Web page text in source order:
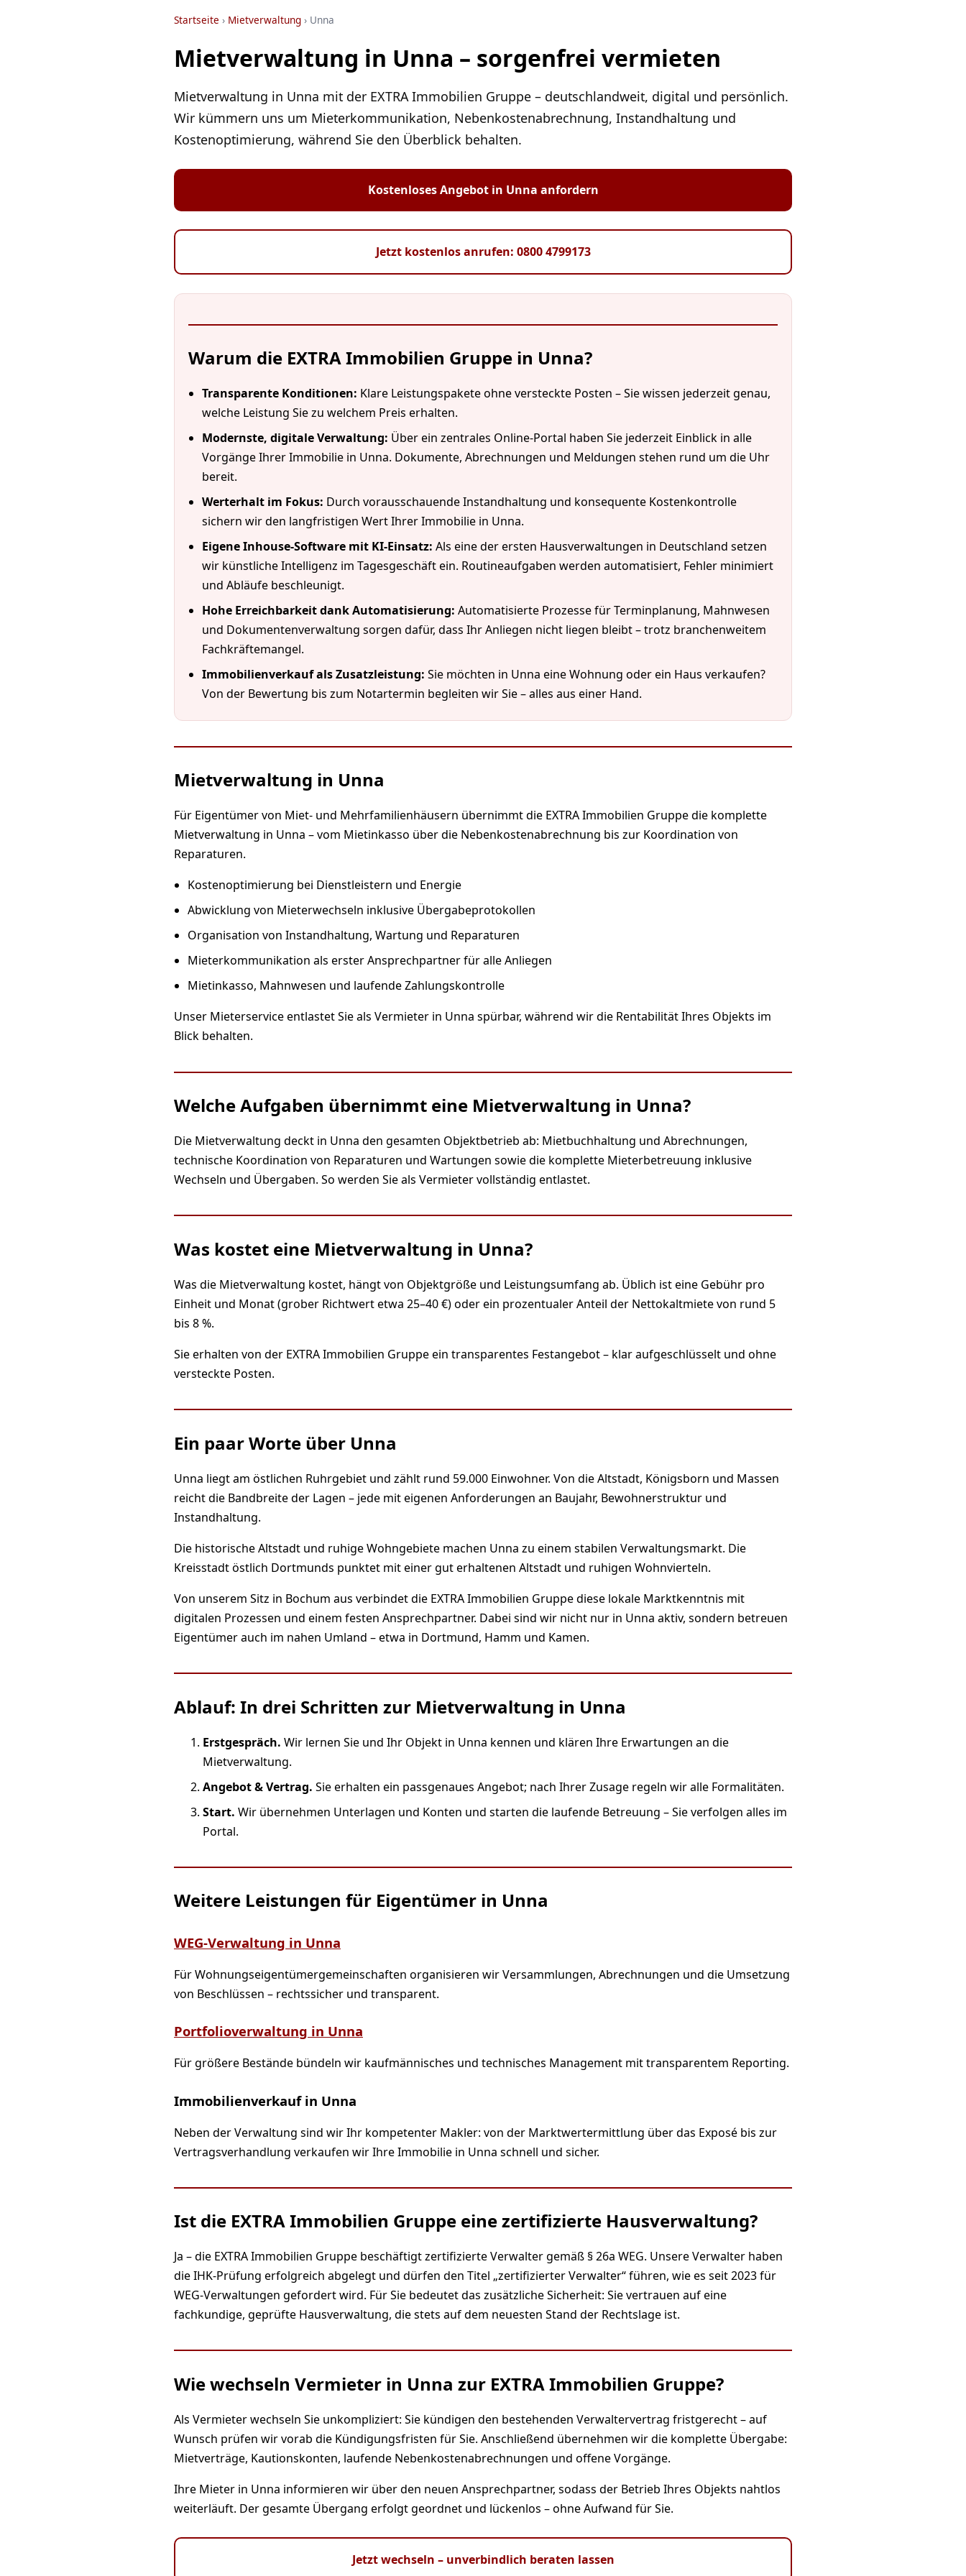
Startseite › Mietverwaltung › Unna
Mietverwaltung in Unna – sorgenfrei vermieten
Mietverwaltung in Unna mit der EXTRA Immobilien Gruppe – deutschlandweit, digital und persönlich.
Wir kümmern uns um Mieterkommunikation, Nebenkostenabrechnung, Instandhaltung und
Kostenoptimierung, während Sie den Überblick behalten.
Kostenloses Angebot in Unna anfordern
Jetzt kostenlos anrufen: 0800 4799173
Warum die EXTRA Immobilien Gruppe in Unna?
Transparente Konditionen: Klare Leistungspakete ohne versteckte Posten – Sie wissen jederzeit genau,
welche Leistung Sie zu welchem Preis erhalten.
Modernste, digitale Verwaltung: Über ein zentrales Online-Portal haben Sie jederzeit Einblick in alle
Vorgänge Ihrer Immobilie in Unna. Dokumente, Abrechnungen und Meldungen stehen rund um die Uhr
bereit.
Werterhalt im Fokus: Durch vorausschauende Instandhaltung und konsequente Kostenkontrolle
sichern wir den langfristigen Wert Ihrer Immobilie in Unna.
Eigene Inhouse-Software mit KI-Einsatz: Als eine der ersten Hausverwaltungen in Deutschland setzen
wir künstliche Intelligenz im Tagesgeschäft ein. Routineaufgaben werden automatisiert, Fehler minimiert
und Abläufe beschleunigt.
Hohe Erreichbarkeit dank Automatisierung: Automatisierte Prozesse für Terminplanung, Mahnwesen
und Dokumentenverwaltung sorgen dafür, dass Ihr Anliegen nicht liegen bleibt – trotz branchenweitem
Fachkräftemangel.
Immobilienverkauf als Zusatzleistung: Sie möchten in Unna eine Wohnung oder ein Haus verkaufen?
Von der Bewertung bis zum Notartermin begleiten wir Sie – alles aus einer Hand.
Mietverwaltung in Unna
Für Eigentümer von Miet- und Mehrfamilienhäusern übernimmt die EXTRA Immobilien Gruppe die komplette
Mietverwaltung in Unna – vom Mietinkasso über die Nebenkostenabrechnung bis zur Koordination von
Reparaturen.
Kostenoptimierung bei Dienstleistern und Energie
Abwicklung von Mieterwechseln inklusive Übergabeprotokollen
Organisation von Instandhaltung, Wartung und Reparaturen
Mieterkommunikation als erster Ansprechpartner für alle Anliegen
Mietinkasso, Mahnwesen und laufende Zahlungskontrolle
Unser Mieterservice entlastet Sie als Vermieter in Unna spürbar, während wir die Rentabilität Ihres Objekts im
Blick behalten.
Welche Aufgaben übernimmt eine Mietverwaltung in Unna?
Die Mietverwaltung deckt in Unna den gesamten Objektbetrieb ab: Mietbuchhaltung und Abrechnungen,
technische Koordination von Reparaturen und Wartungen sowie die komplette Mieterbetreuung inklusive
Wechseln und Übergaben. So werden Sie als Vermieter vollständig entlastet.
Was kostet eine Mietverwaltung in Unna?
Was die Mietverwaltung kostet, hängt von Objektgröße und Leistungsumfang ab. Üblich ist eine Gebühr pro
Einheit und Monat (grober Richtwert etwa 25–40 €) oder ein prozentualer Anteil der Nettokaltmiete von rund 5
bis 8 %.
Sie erhalten von der EXTRA Immobilien Gruppe ein transparentes Festangebot – klar aufgeschlüsselt und ohne
versteckte Posten.
Ein paar Worte über Unna
Unna liegt am östlichen Ruhrgebiet und zählt rund 59.000 Einwohner. Von die Altstadt, Königsborn und Massen
reicht die Bandbreite der Lagen – jede mit eigenen Anforderungen an Baujahr, Bewohnerstruktur und
Instandhaltung.
Die historische Altstadt und ruhige Wohngebiete machen Unna zu einem stabilen Verwaltungsmarkt. Die
Kreisstadt östlich Dortmunds punktet mit einer gut erhaltenen Altstadt und ruhigen Wohnvierteln.
Von unserem Sitz in Bochum aus verbindet die EXTRA Immobilien Gruppe diese lokale Marktkenntnis mit
digitalen Prozessen und einem festen Ansprechpartner. Dabei sind wir nicht nur in Unna aktiv, sondern betreuen
Eigentümer auch im nahen Umland – etwa in Dortmund, Hamm und Kamen.
Ablauf: In drei Schritten zur Mietverwaltung in Unna
Erstgespräch. Wir lernen Sie und Ihr Objekt in Unna kennen und klären Ihre Erwartungen an die
Mietverwaltung.
Angebot & Vertrag. Sie erhalten ein passgenaues Angebot; nach Ihrer Zusage regeln wir alle Formalitäten.
Start. Wir übernehmen Unterlagen und Konten und starten die laufende Betreuung – Sie verfolgen alles im
Portal.
Weitere Leistungen für Eigentümer in Unna
WEG-Verwaltung in Unna
Für Wohnungseigentümergemeinschaften organisieren wir Versammlungen, Abrechnungen und die Umsetzung
von Beschlüssen – rechtssicher und transparent.
Portfolioverwaltung in Unna
Für größere Bestände bündeln wir kaufmännisches und technisches Management mit transparentem Reporting.
Immobilienverkauf in Unna
Neben der Verwaltung sind wir Ihr kompetenter Makler: von der Marktwertermittlung über das Exposé bis zur
Vertragsverhandlung verkaufen wir Ihre Immobilie in Unna schnell und sicher.
Ist die EXTRA Immobilien Gruppe eine zertifizierte Hausverwaltung?
Ja – die EXTRA Immobilien Gruppe beschäftigt zertifizierte Verwalter gemäß § 26a WEG. Unsere Verwalter haben
die IHK-Prüfung erfolgreich abgelegt und dürfen den Titel „zertifizierter Verwalter“ führen, wie es seit 2023 für
WEG-Verwaltungen gefordert wird. Für Sie bedeutet das zusätzliche Sicherheit: Sie vertrauen auf eine
fachkundige, geprüfte Hausverwaltung, die stets auf dem neuesten Stand der Rechtslage ist.
Wie wechseln Vermieter in Unna zur EXTRA Immobilien Gruppe?
Als Vermieter wechseln Sie unkompliziert: Sie kündigen den bestehenden Verwaltervertrag fristgerecht – auf
Wunsch prüfen wir vorab die Kündigungsfristen für Sie. Anschließend übernehmen wir die komplette Übergabe:
Mietverträge, Kautionskonten, laufende Nebenkostenabrechnungen und offene Vorgänge.
Ihre Mieter in Unna informieren wir über den neuen Ansprechpartner, sodass der Betrieb Ihres Objekts nahtlos
weiterläuft. Der gesamte Übergang erfolgt geordnet und lückenlos – ohne Aufwand für Sie.
Jetzt wechseln – unverbindlich beraten lassen